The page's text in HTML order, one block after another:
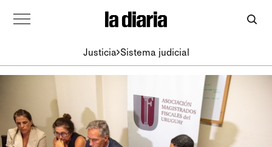
Justicia Sistema judicial